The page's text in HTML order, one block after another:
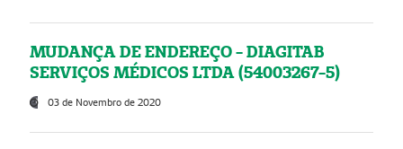
MUDANÇA DE ENDEREÇO - DIAGITAB
SERVIÇOS MÉDICOS LTDA (54003267-5)
03 de Novembro de 2020